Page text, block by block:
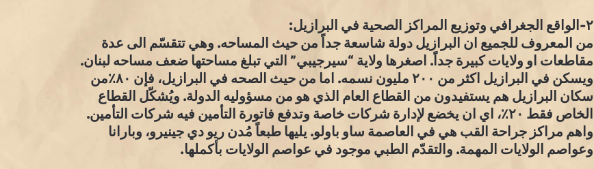
٢-الواقع الجغرافي وتوزيع المراكز الصحية في البرازيل:
من المعروف للجميع ان البرازيل دولة شاسعة جداً من حيث المساحه. وهي تتقسّم الى عدة
مقاطعات او ولايات كبيرة جداً. اصغرها ولاية “سيرجيبي” التي تبلغ مساحتها ضعف مساحه لبنان.
ويسكن في البرازيل اكثر من ٢٠٠ مليون نسمه. اما من حيث الصحه في البرازيل، فإن ٨٠٪من
سكان البرازيل هم يستفيدون من القطاع العام الذي هو من مسؤوليه الدولة. ويُشكّل القطاع
الخاص فقط ٢٠٪، اي ان يخضع لإدارة شركات خاصة وتدفع فاتورة التأمين فيه شركات التأمين.
واهم مراكز جراحة القب هي في العاصمة ساو باولو. يليها طبعاً مُدن ريو دي جينيرو، وبارانا
وعواصم الولايات المهمة. والتقدّم الطبي موجود في عواصم الولايات بأكملها.